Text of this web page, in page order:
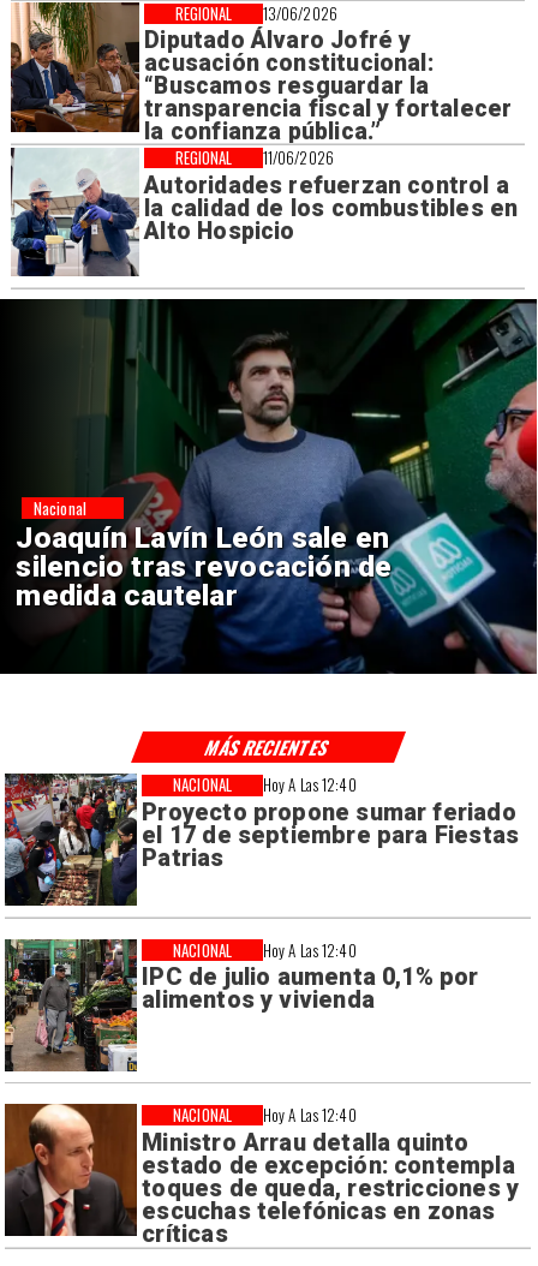
13/06/2026
Diputado Álvaro Jofré y
acusación constitucional:
“Buscamos resguardar la
transparencia fiscal y fortalecer
la confianza pública.”
REGIONAL
11/06/2026
Autoridades refuerzan control a
la calidad de los combustibles en
Alto Hospicio
REGIONAL
Chile y Venezuela formalizan
reinicio de relaciones
consulares
Nacional
Hoy A Las 12:40
Proyecto propone sumar feriado
el 17 de septiembre para Fiestas
Patrias
NACIONAL
Hoy A Las 12:40
IPC de julio aumenta 0,1% por
alimentos y vivienda
NACIONAL
Hoy A Las 12:40
Ministro Arrau detalla quinto
estado de excepción: contempla
toques de queda, restricciones y
escuchas telefónicas en zonas
críticas
NACIONAL
MÁS RECIENTES